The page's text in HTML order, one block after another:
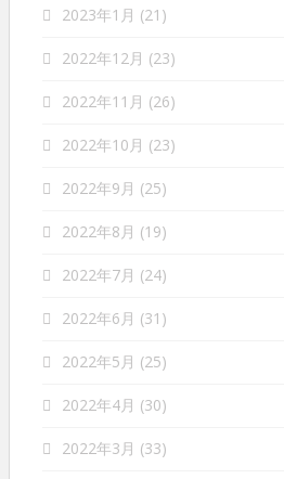
2023年1月 (21)
2022年12月 (23)
2022年11月 (26)
2022年10月 (23)
2022年9月 (25)
2022年8月 (19)
2022年7月 (24)
2022年6月 (31)
2022年5月 (25)
2022年4月 (30)
2022年3月 (33)